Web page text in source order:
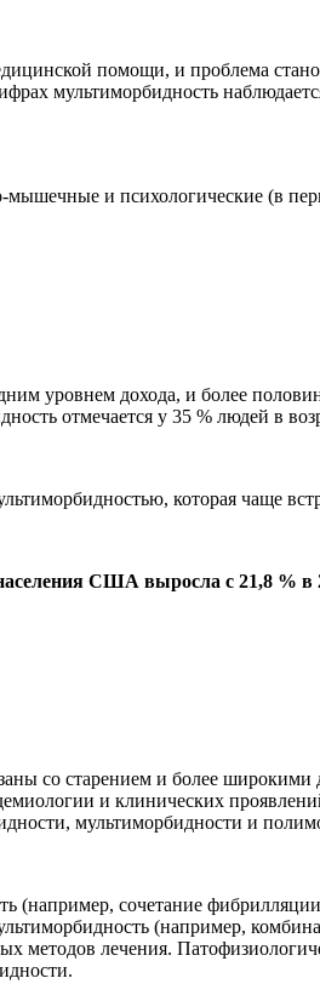
помощи, и проблема
мультиморбидность
и психологические (в
уровнем дохода, и более
отмечается у 35 % людей в
которая чаще
США выросла с 21,8 % в
со старением и более широкими
и клинических
мультиморбидности и
(например, сочетание
(например,
методов лечения.